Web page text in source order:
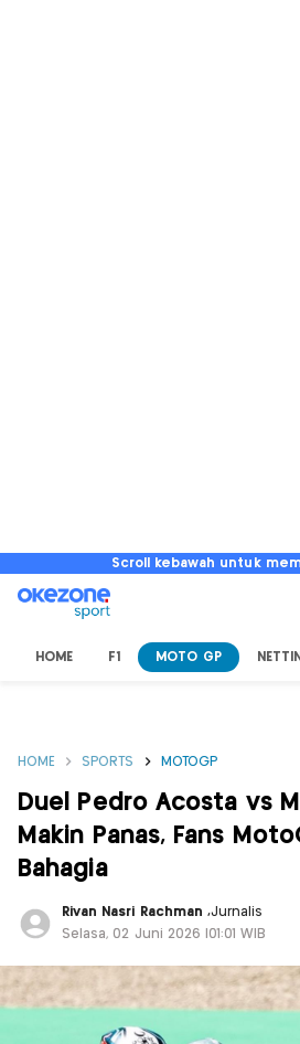
Scroll kebawah untuk
HOME F1 MOTO GP
HOME SPORTS MOTOGP
Duel Pedro Acosta vs
Makin Panas, Fans
Bahagia
Rivan Nasri Rachman ,Jurnalis
Selasa, 02 Juni 2026 |01:01 WIB